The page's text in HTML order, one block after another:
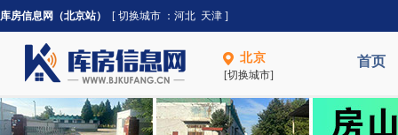
库房信息网（北京站） [ 切换城市 ： 河北 天津 ]
北京
[切换城市]
首页